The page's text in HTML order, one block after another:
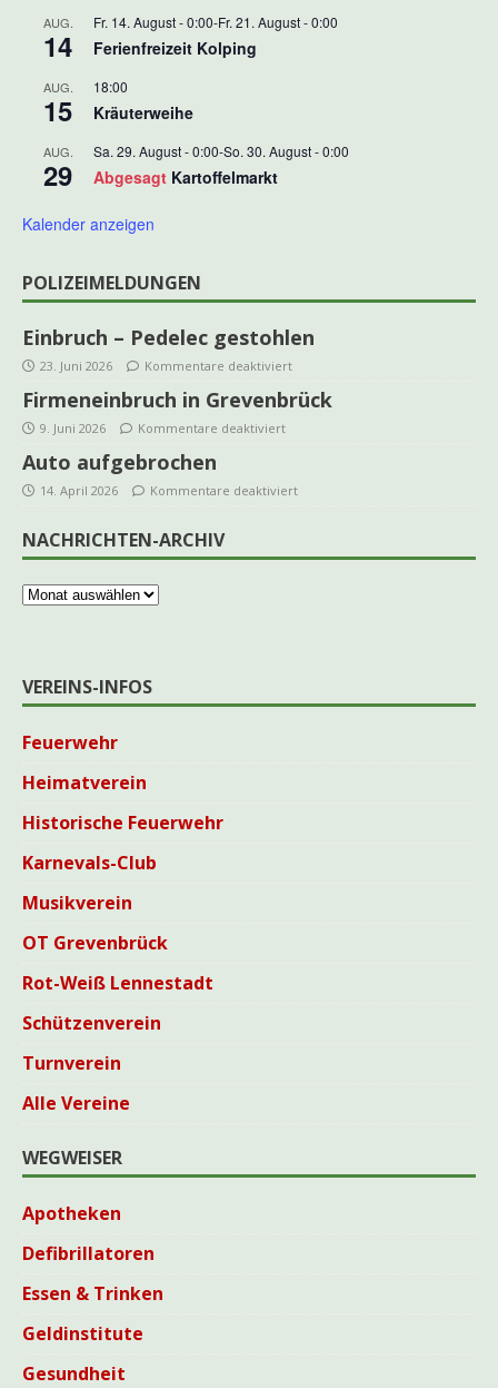
AUG.
14
Fr. 14. August - 0:00-Fr. 21. August - 0:00
Ferienfreizeit Kolping
AUG.
15
18:00
Kräuterweihe
AUG.
29
Sa. 29. August - 0:00-So. 30. August - 0:00
Abgesagt Kartoffelmarkt
Kalender anzeigen
POLIZEIMELDUNGEN
Einbruch – Pedelec gestohlen
23. Juni 2026 Kommentare deaktiviert
Firmeneinbruch in Grevenbrück
9. Juni 2026 Kommentare deaktiviert
Auto aufgebrochen
14. April 2026 Kommentare deaktiviert
NACHRICHTEN-ARCHIV
VEREINS-INFOS
Feuerwehr
Heimatverein
Historische Feuerwehr
Karnevals-Club
Musikverein
OT Grevenbrück
Rot-Weiß Lennestadt
Schützenverein
Turnverein
Alle Vereine
WEGWEISER
Apotheken
Defibrillatoren
Essen & Trinken
Geldinstitute
Gesundheit